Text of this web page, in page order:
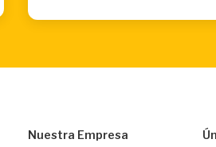
Nuestra Empresa